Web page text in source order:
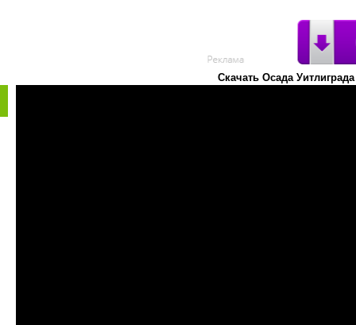
Скачать Осада